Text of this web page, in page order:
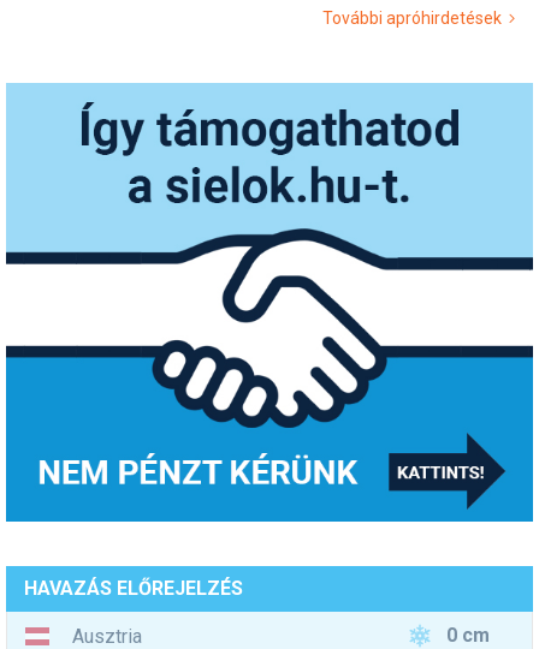
További apróhirdetések
HAVAZÁS ELŐREJELZÉS
Ausztria
0 cm